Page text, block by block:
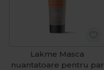
Lakme Masca
nuantatoare pentru par